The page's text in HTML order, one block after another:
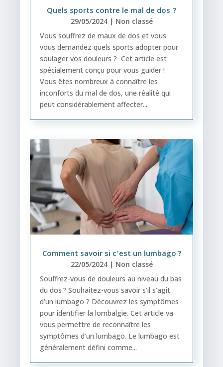
Quels sports contre le mal de dos ?
29/05/2024| Non classé
Vous souffrez de maux de dos et vous
vous demandez quels sports adopter pour
soulager vos douleurs ? Cet article est
spécialement conçu pour vous guider !
Vous êtes nombreux à connaître les
inconforts du mal de dos, une réalité qui
peut considérablement affecter...
Comment savoir si c’est un lumbago ?
22/05/2024| Non classé
Souffrez-vous de douleurs au niveau du bas
du dos ? Souhaitez-vous savoir s’il s’agit
d’un lumbago ? Découvrez les symptômes
pour identifier la lombalgie. Cet article va
vous permettre de reconnaître les
symptômes d’un lumbago. Le lumbago est
généralement défini comme...